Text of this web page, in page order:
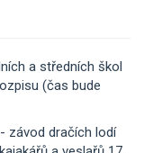
a středních škol
(čas bude
závod dračích lodí